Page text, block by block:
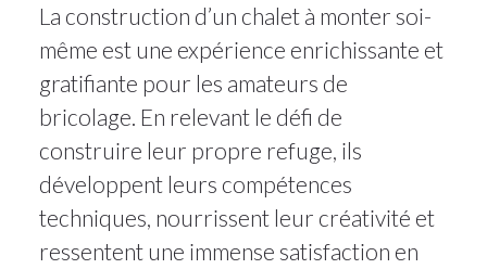
La construction d’un chalet à monter soi-
même est une expérience enrichissante et
gratifiante pour les amateurs de
bricolage. En relevant le défi de
construire leur propre refuge, ils
développent leurs compétences
techniques, nourrissent leur créativité et
ressentent une immense satisfaction en